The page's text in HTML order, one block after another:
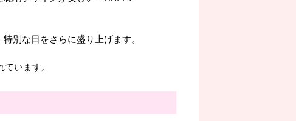
別な日をさらに盛り上げます。
います。